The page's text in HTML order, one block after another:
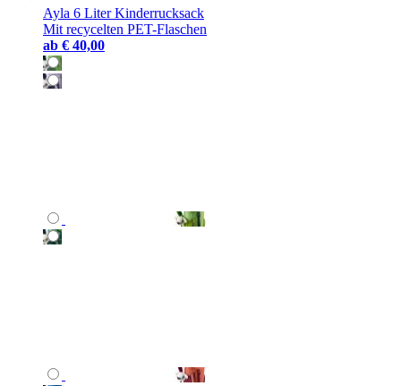
Ayla 6 Liter Kinderrucksack
Mit recycelten PET-Flaschen
ab € 40,00